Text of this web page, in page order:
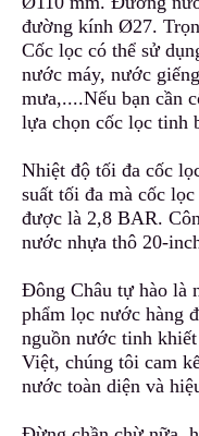
đường kính Ø27.
Cốc lọc có thể sử
nước máy, nước
mưa,....Nếu bạn cần
lựa chọn cốc lọc tinh
Nhiệt độ tối đa cốc
suất tối đa mà cốc
được là 2,8 BAR.
nước nhựa thô 20-
Đông Châu tự hào là
phẩm lọc nước hàng
nguồn nước tinh
Việt, chúng tôi cam
nước toàn diện và